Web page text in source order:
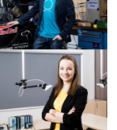
ihre
lohnt.